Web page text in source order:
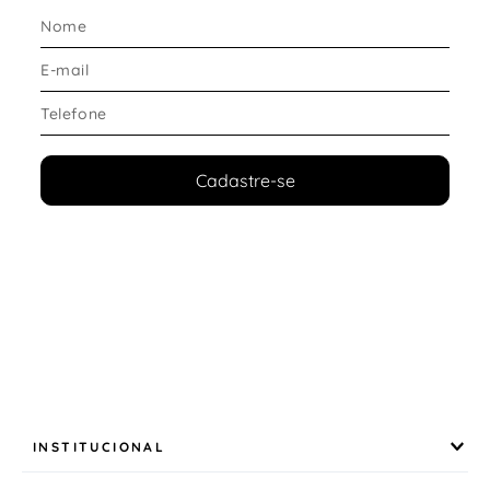
BLUE MEMORY FOAM
amortecedor inteligente.
Benefícios reais:
Adapta-se aos contornos dos pés
Retorna ao formato original após o uso
Reduz impactos na região do calcanhar
Proporciona conforto prolongado
SistemaFAST PIN
Cadastre-se
INSTITUCIONAL